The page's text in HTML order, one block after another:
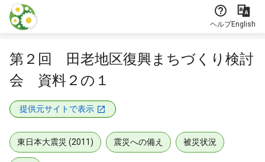
本文に飛ぶ
ヘルプEnglish
第２回 田老地区復興まちづくり検討
会 資料２の１
提供元サイトで表示
東日本大震災 (2011) 震災への備え 被災状況